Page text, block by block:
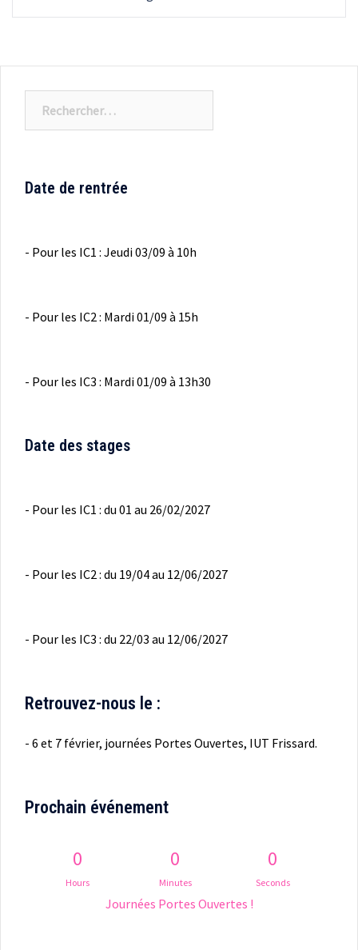
Date de rentrée
- Pour les IC1 : Jeudi 03/09 à 10h
- Pour les IC2 : Mardi 01/09 à 15h
- Pour les IC3 : Mardi 01/09 à 13h30
Date des stages
- Pour les IC1 : du 01 au 26/02/2027
- Pour les IC2 : du 19/04 au 12/06/2027
- Pour les IC3 : du 22/03 au 12/06/2027
Retrouvez-nous le :
- 6 et 7 février, journées Portes Ouvertes, IUT Frissard.
Prochain événement
0
Hours
0
Minutes
0
Seconds
Journées Portes Ouvertes !